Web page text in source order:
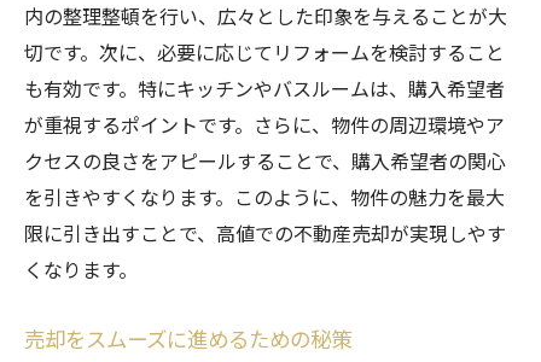
法的アドバイスを受ける方法
売却後の法的なフォローアップ
不動産売却の準備を整える沖縄県特有のポイン
トとは
沖縄県ならではの売却ポイント
地域特性を活かした売却準備
地元のイベントと売却タイミング
地域の文化と売却活動の関係
内の整理整頓を行い、広々とした印象を与えることが大
切です。次に、必要に応じてリフォームを検討すること
も有効です。特にキッチンやバスルームは、購入希望者
が重視するポイントです。さらに、物件の周辺環境やア
クセスの良さをアピールすることで、購入希望者の関心
を引きやすくなります。このように、物件の魅力を最大
限に引き出すことで、高値での不動産売却が実現しやす
くなります。
売却をスムーズに進めるための秘策